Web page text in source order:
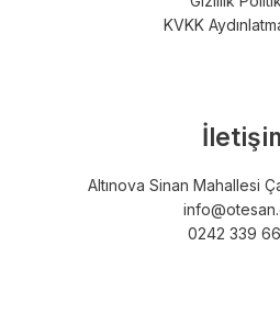
KVKK
Altınova Sinan Mahallesi
0242 339